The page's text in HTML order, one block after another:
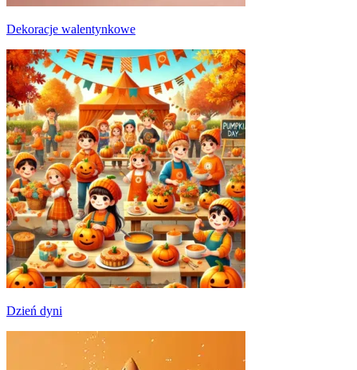
Dekoracje walentynkowe
Dzień dyni